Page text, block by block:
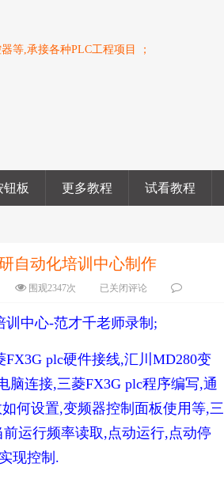
等,承接各种PLC工程项目 ；
钮板 更多教程 试看教程
自动化培训中心制作
围观2347次
已关闭评论
训中心-范才千老师录制;
plc硬件接线,汇川MD280变
脑连接,三菱FX3G plc程序编写,通
何设置,变频器控制面板使用等,三
运行频率读取,点动运行,点动停
现控制.